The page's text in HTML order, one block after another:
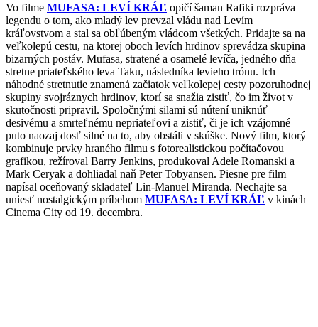
Vo filme MUFASA: LEVÍ KRÁĽ opičí šaman Rafiki rozpráva
legendu o tom, ako mladý lev prevzal vládu nad Levím
kráľovstvom a stal sa obľúbeným vládcom všetkých. Pridajte sa na
veľkolepú cestu, na ktorej oboch levích hrdinov sprevádza skupina
bizarných postáv. Mufasa, stratené a osamelé levíča, jedného dňa
stretne priateľského leva Taku, následníka levieho trónu. Ich
náhodné stretnutie znamená začiatok veľkolepej cesty pozoruhodnej
skupiny svojráznych hrdinov, ktorí sa snažia zistiť, čo im život v
skutočnosti pripravil. Spoločnými silami sú nútení uniknúť
desivému a smrteľnému nepriateľovi a zistiť, či je ich vzájomné
puto naozaj dosť silné na to, aby obstáli v skúške. Nový film, ktorý
kombinuje prvky hraného filmu s fotorealistickou počítačovou
grafikou, režíroval Barry Jenkins, produkoval Adele Romanski a
Mark Ceryak a dohliadal naň Peter Tobyansen. Piesne pre film
napísal oceňovaný skladateľ Lin-Manuel Miranda. Nechajte sa
uniesť nostalgickým príbehom MUFASA: LEVÍ KRÁĽ v kinách
Cinema City od 19. decembra.